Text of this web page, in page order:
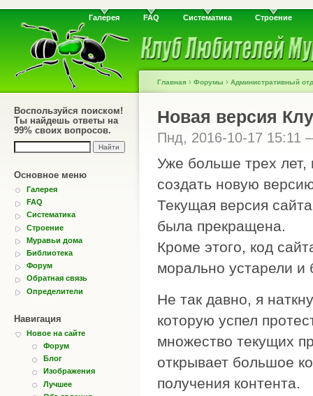
Галерея FAQ Систематика Строение
Воспользуйся поиском!
Ты найдешь ответы на
99% своих вопросов.
Основное меню
Галерея
FAQ
Систематика
Строение
Муравьи дома
Библиотека
Форум
Обратная связь
Определители
Навигация
Новое на сайте
Форум
Блог
Изображения
Лучшее
Главная › Форумы › Административный
Новая версия
Пнд, 2016-10-17
Уже больше трех
создать новую
Текущая версия
была прекращена.
Кроме этого, код
морально устарели
Не так давно, я
которую успел
множество текущих
открывает большое
получения контента.